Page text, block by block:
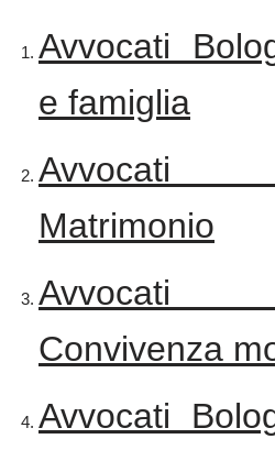
Avvocati
e famiglia
Avvocati
Matrimonio
Avvocati
Convivenza
Avvocati